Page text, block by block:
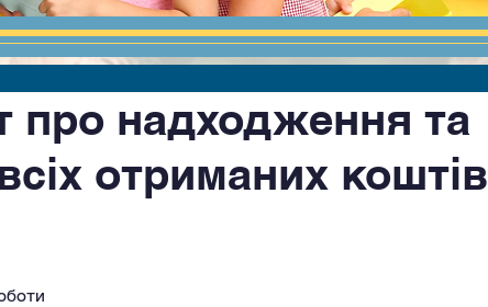
про надходження та
отриманих коштів